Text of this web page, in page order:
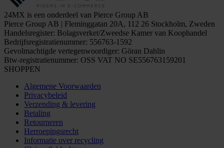
24MX is een onderdeel van Pierce Group AB
Pierce Group AB | Fleminggatan 20A, 112 26 Stockholm, Zweden
Handelsregister: Bolagsverket/Zweedse Kamer van Koophandel
Bedrijfsregistratienummer: 556763-1592
Gevolmachtigde vertegenwoordiger: Göran Dahlin
Btw-registratienummer: OSS VAT NO SE556763159201
SHOPPEN
Algemene Voorwaarden
Privacybeleid
Verzending & levering
Betaling
Retourneren
Herroepingsrecht
Informatie over recycling